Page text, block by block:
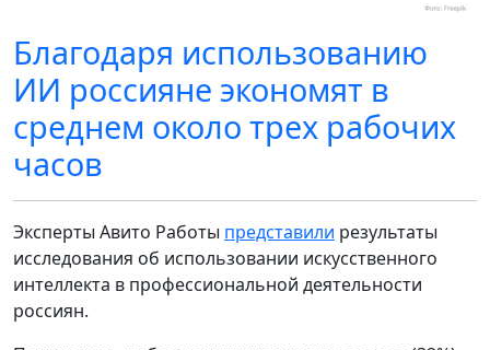
Благодаря использованию
ИИ россияне экономят в
среднем около трех рабочих
часов
Эксперты Авито Работы представили результаты
исследования об использовании искусственного
интеллекта в профессиональной деятельности
россиян.